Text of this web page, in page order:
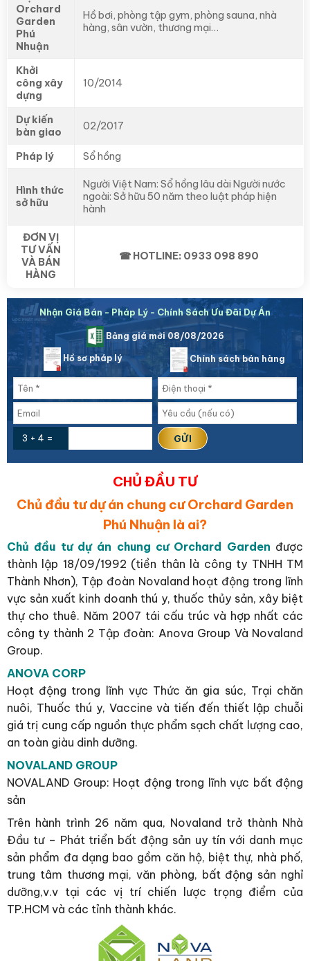
Orchard
Garden
Phú
Nhuận
Hồ bơi, phòng tập gym, phòng sauna, nhà
hàng, sân vườn, thương mại…
Khởi
công xây
dựng
10/2014
Dự kiến
bàn giao
02/2017
Pháp lý Sổ hồng
Hình thức
sở hữu
Người Việt Nam: Sổ hồng lâu dài Người nước
ngoài: Sở hữu 50 năm theo luật pháp hiện
hành
ĐƠN VỊ
TƯ VẤN
VÀ BÁN
HÀNG
☎ HOTLINE: 0933 098 890
Nhận Giá Bán - Pháp Lý - Chính Sách Ưu Đãi Dự Án
Bảng giá mới 08/08/2026
Hồ sơ pháp lý Chính sách bán hàng
3 + 4 =
CHỦ ĐẦU TƯ
Chủ đầu tư dự án chung cư Orchard Garden
Phú Nhuận là ai?
Chủ đầu tư dự án chung cư Orchard Garden được
thành lập 18/09/1992 (tiền thân là công ty TNHH TM
Thành Nhơn), Tập đoàn Novaland hoạt động trong lĩnh
vực sản xuất kinh doanh thú y, thuốc thủy sản, xây biệt
thự cho thuê. Năm 2007 tái cấu trúc và hợp nhất các
công ty thành 2 Tập đoàn: Anova Group Và Novaland
Group.
ANOVA CORP
Hoạt động trong lĩnh vực Thức ăn gia súc, Trại chăn
nuôi, Thuốc thú y, Vaccine và tiến đến thiết lập chuỗi
giá trị cung cấp nguồn thực phẩm sạch chất lượng cao,
an toàn giàu dinh dưỡng.
NOVALAND GROUP
NOVALAND Group: Hoạt động trong lĩnh vực bất động
sản
Trên hành trình 26 năm qua, Novaland trở thành Nhà
Đầu tư – Phát triển bất động sản uy tín với danh mục
sản phẩm đa dạng bao gồm căn hộ, biệt thự, nhà phố,
trung tâm thương mại, văn phòng, bất động sản nghỉ
dưỡng,v.v tại các vị trí chiến lược trọng điểm của
TP.HCM và các tỉnh thành khác.